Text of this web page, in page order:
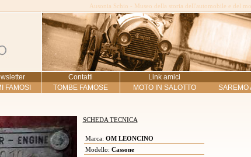
Ausonia Schio - Museo della storia dell'automobile e del
Contatti
Link amici
FAMOSI TOMBE FAMOSE MOTO IN SALOTTO SAREMO
SCHEDA TECNICA
Marca: OM LEONCINO
Modello: Cassone